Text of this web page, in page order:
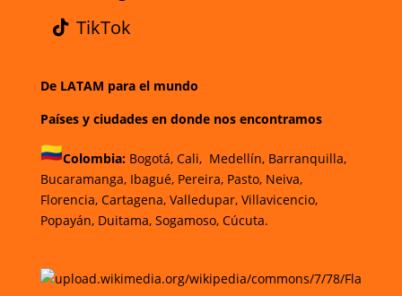
TikTok
De LATAM para el mundo
Países y ciudades en donde nos encontramos
Colombia: Bogotá, Cali, Medellín, Barranquilla,
Bucaramanga, Ibagué,Pereira,Pasto, Neiva,
Florencia, Cartagena, Valledupar,Villavicencio,
Popayán, Duitama, Sogamoso, Cúcuta.